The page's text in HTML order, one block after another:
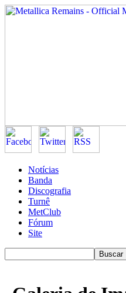
Notícias
Banda
Discografia
Turnê
MetClub
Fórum
Site